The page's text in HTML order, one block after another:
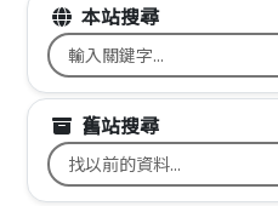
本站搜尋
搜尋台南市文元國小全
舊站搜尋
搜尋台南市文元國小舊